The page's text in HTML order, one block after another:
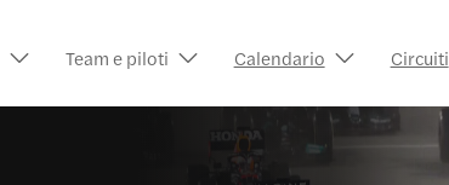
Team e piloti Calendario Circuiti